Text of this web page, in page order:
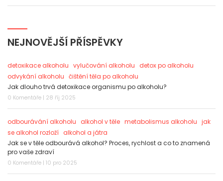
NEJNOVĚJŠÍ PŘÍSPĚVKY
detoxikace alkoholu vylučování alkoholu
detox po alkoholu
odvykání alkoholu čištění těla po alkoholu
Jak dlouho trvá detoxikace organismu po alkoholu?
0 Komentáře | 28 říj 2025
odbourávání alkoholu alkohol v těle metabolismus alkoholu jak
se alkohol rozloží alkohol a játra
Jak se v těle odbourává alkohol? Proces, rychlost a co to znamená
pro vaše zdraví
0 Komentáře | 10 pro 2025